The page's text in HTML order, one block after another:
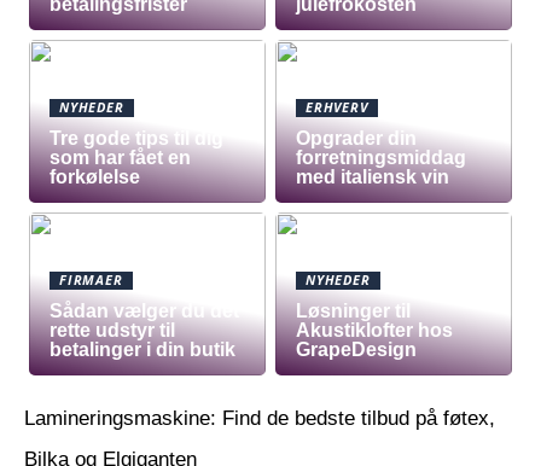
betalingsfrister
julefrokosten
NYHEDER
Tre gode tips til dig
som har fået en
forkølelse
ERHVERV
Opgrader din
forretningsmiddag
med italiensk vin
FIRMAER
Sådan vælger du det
rette udstyr til
betalinger i din butik
NYHEDER
Løsninger til
Akustiklofter hos
GrapeDesign
Lamineringsmaskine: Find de bedste tilbud på føtex,
Bilka og Elgiganten